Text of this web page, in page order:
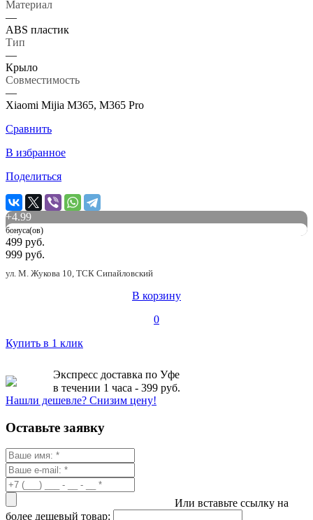
Материал
—
ABS пластик
Тип
—
Крыло
Совместимость
—
Xiaomi Mijia M365, M365 Pro
Сравнить
В избранное
Поделиться
+4.99
бонуса(ов)
499 руб.
999 руб.
ул. М. Жукова 10, ТСК Сипайловский
В корзину
0
Купить в 1 клик
Экспресс доставка по Уфе
в течении 1 часа - 399 руб.
Нашли дешевле? Снизим цену!
Оставьте заявку
Или вставьте ссылку на
более дешевый товар: